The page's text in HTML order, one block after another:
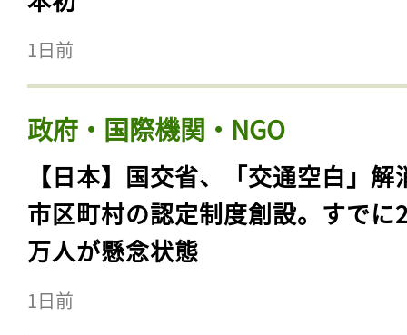
1日前
政府・国際機関・NGO
【日本】国交省、「交通空白」解
市区町村の認定制度創設。すでに
万人が懸念状態
1日前